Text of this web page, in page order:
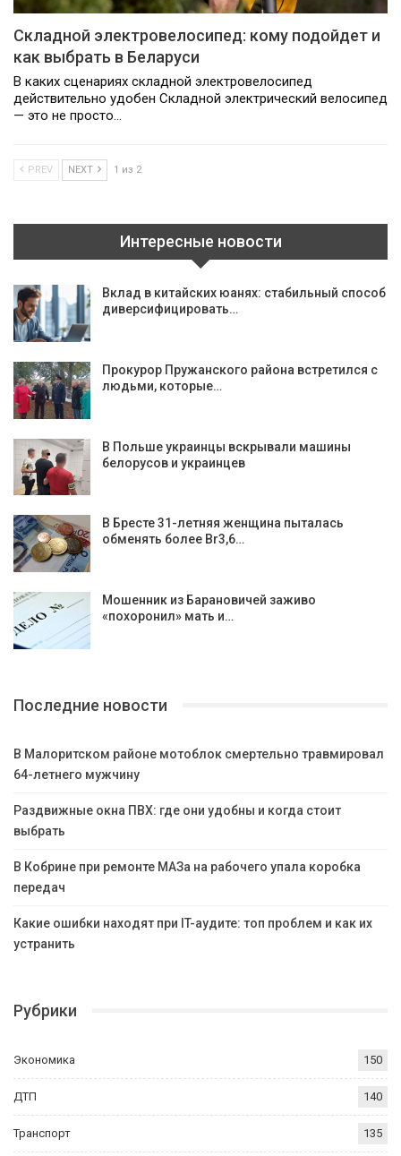
Складной электровелосипед: кому подойдет и
как выбрать в Беларуси
В каких сценариях складной электровелосипед
действительно удобен Складной электрический велосипед
— это не просто…
PREV NEXT 1 из 2
Интересные новости
Вклад в китайских юанях: стабильный способ
диверсифицировать…
Прокурор Пружанского района встретился с
людьми, которые…
В Польше украинцы вскрывали машины
белорусов и украинцев
В Бресте 31-летняя женщина пыталась
обменять более Br3,6…
Мошенник из Барановичей заживо
«похоронил» мать и…
Последние новости
В Малоритском районе мотоблок смертельно травмировал
64-летнего мужчину
Раздвижные окна ПВХ: где они удобны и когда стоит
выбрать
В Кобрине при ремонте МАЗа на рабочего упала коробка
передач
Какие ошибки находят при IT-аудите: топ проблем и как их
устранить
Рубрики
Экономика 150
ДТП 140
Транспорт 135